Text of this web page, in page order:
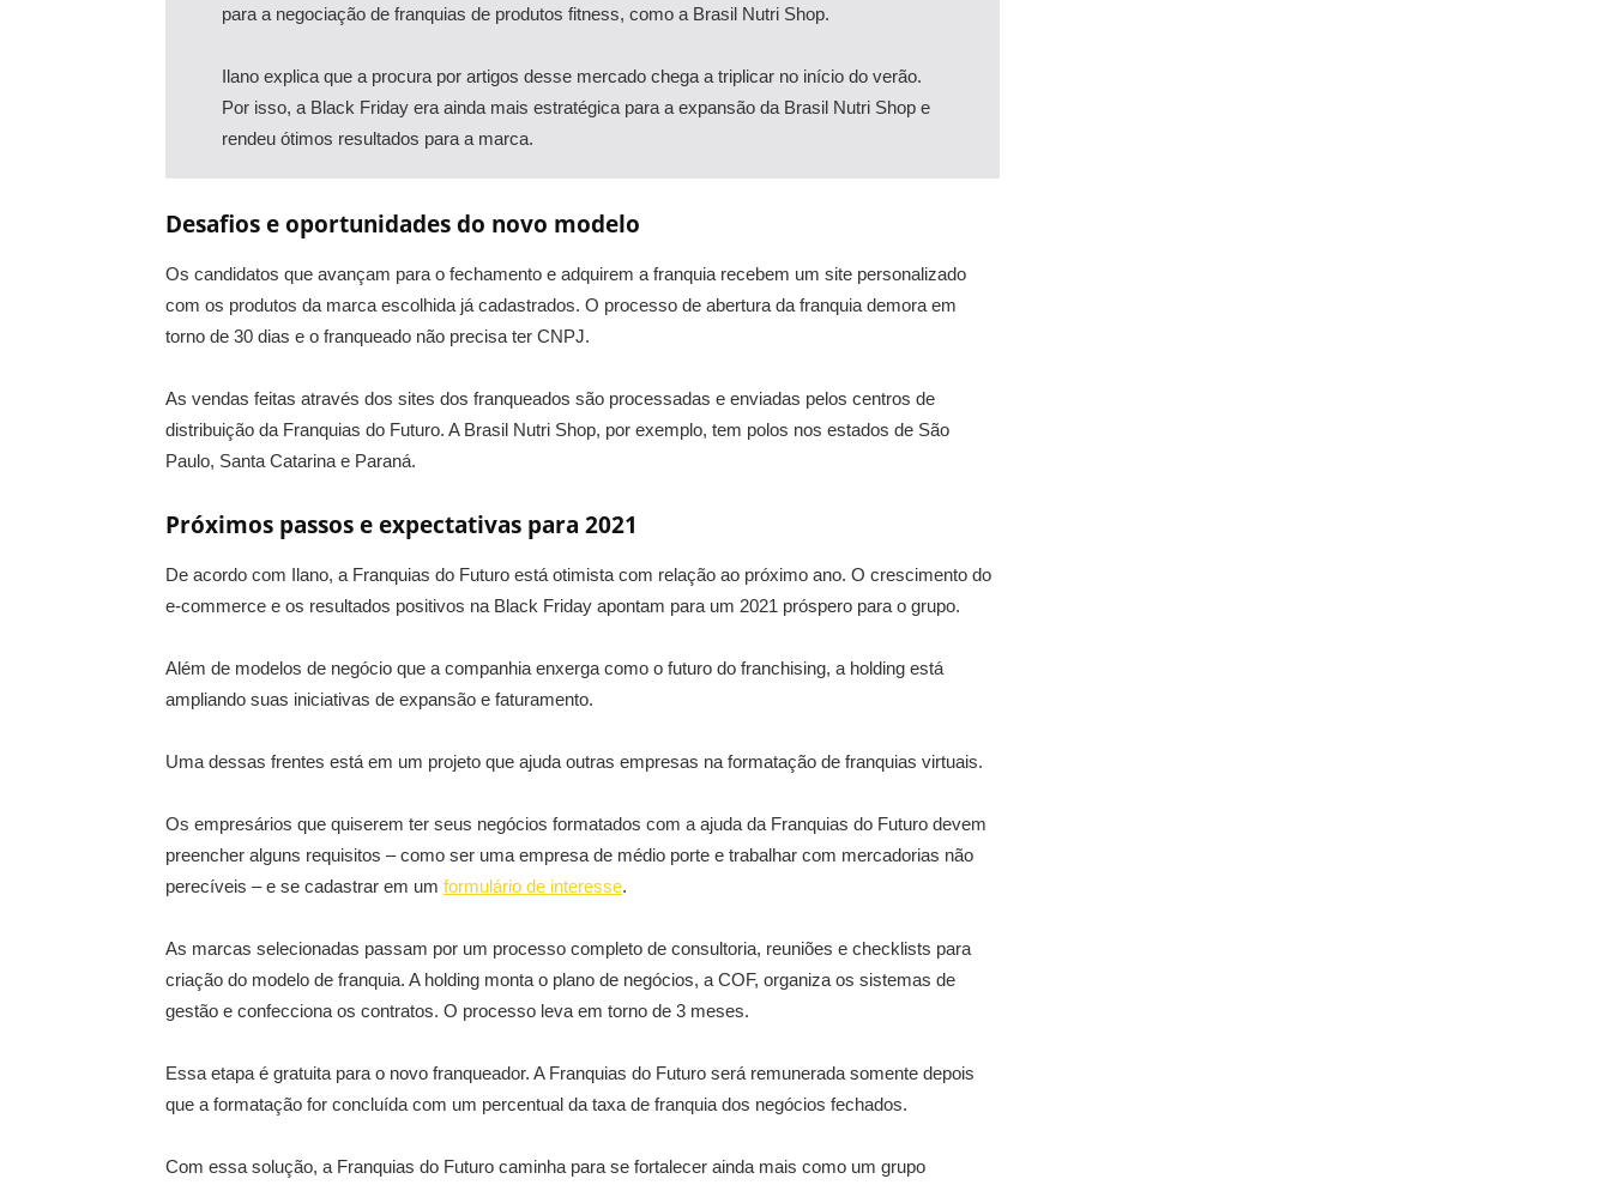
para a negociação de franquias de produtos fitness, como a Brasil Nutri Shop.
Ilano explica que a procura por artigos desse mercado chega a triplicar no início do verão.
Por isso, a Black Friday era ainda mais estratégica para a expansão da Brasil Nutri Shop e
rendeu ótimos resultados para a marca.
Desafios e oportunidades do novo modelo
Os candidatos que avançam para o fechamento e adquirem a franquia recebem um site personalizado
com os produtos da marca escolhida já cadastrados. O processo de abertura da franquia demora em
torno de 30 dias e o franqueado não precisa ter CNPJ.
As vendas feitas através dos sites dos franqueados são processadas e enviadas pelos centros de
distribuição da Franquias do Futuro. A Brasil Nutri Shop, por exemplo, tem polos nos estados de São
Paulo, Santa Catarina e Paraná.
Próximos passos e expectativas para 2021
De acordo com Ilano, a Franquias do Futuro está otimista com relação ao próximo ano. O crescimento do
e-commerce e os resultados positivos na Black Friday apontam para um 2021 próspero para o grupo.
Além de modelos de negócio que a companhia enxerga como o futuro do franchising, a holding está
ampliando suas iniciativas de expansão e faturamento.
Uma dessas frentes está em um projeto que ajuda outras empresas na formatação de franquias virtuais.
Os empresários que quiserem ter seus negócios formatados com a ajuda da Franquias do Futuro devem
preencher alguns requisitos – como ser uma empresa de médio porte e trabalhar com mercadorias não
perecíveis – e se cadastrar em um formulário de interesse.
As marcas selecionadas passam por um processo completo de consultoria, reuniões e checklists para
criação do modelo de franquia. A holding monta o plano de negócios, a COF, organiza os sistemas de
gestão e confecciona os contratos. O processo leva em torno de 3 meses.
Essa etapa é gratuita para o novo franqueador. A Franquias do Futuro será remunerada somente depois
que a formatação for concluída com um percentual da taxa de franquia dos negócios fechados.
Com essa solução, a Franquias do Futuro caminha para se fortalecer ainda mais como um grupo